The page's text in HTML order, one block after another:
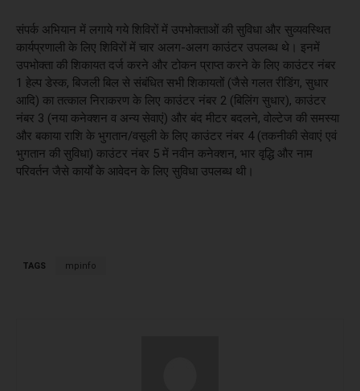
संपर्क अभियान में लगाये गये शिविरों में उपभोक्ताओं की सुविधा और सुव्यवस्थित
कार्यप्रणाली के लिए शिविरों में चार अलग-अलग काउंटर उपलब्ध थे। इनमें
उपभोक्ता की शिकायत दर्ज करने और टोकन प्राप्त करने के लिए काउंटर नंबर
1 हेल्प डेस्क, बिजली बिल से संबंधित सभी शिकायतों (जैसे गलत रीडिंग, सुधार
आदि) का तत्काल निराकरण के लिए काउंटर नंबर 2 (बिलिंग सुधार), काउंटर
नंबर 3 (नया कनेक्शन व अन्य सेवाएं) और बंद मीटर बदलने, वोल्टेज की समस्या
और बकाया राशि के भुगतान/वसूली के लिए काउंटर नंबर 4 (तकनीकी सेवाएं एवं
भुगतान की सुविधा) काउंटर नंबर 5 में नवीन कनेक्शन, भार वृद्धि और नाम
परिवर्तन जैसे कार्यों के आवेदन के लिए सुविधा उपलब्ध थी।
TAGS mpinfo